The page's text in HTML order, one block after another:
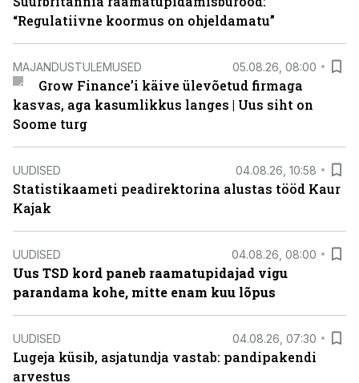
“Regulatiivne koormus on ohjeldamatu”
MAJANDUSTULEMUSED 05.08.26, 08:00
Grow Finance’i käive ülevõetud firmaga
kasvas, aga kasumlikkus langes | Uus siht on
Soome turg
UUDISED 04.08.26, 10:58
Statistikaameti peadirektorina alustas tööd Kaur
Kajak
UUDISED 04.08.26, 08:00
Uus TSD kord paneb raamatupidajad vigu
parandama kohe, mitte enam kuu lõpus
UUDISED 04.08.26, 07:30
Lugeja küsib, asjatundja vastab: pandipakendi
arvestus